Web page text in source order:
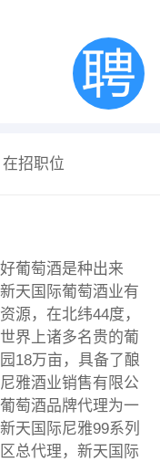
在招职位
葡萄酒是种出来
天国际葡萄酒业有
源，在北纬44度，
界上诸多名贵的葡
18万亩，具备了酿
雅酒业销售有限公
萄酒品牌代理为一
天国际尼雅99系列
总代理，新天国际